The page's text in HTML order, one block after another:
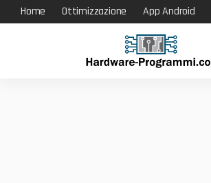
Home Ottimizzazione App Android